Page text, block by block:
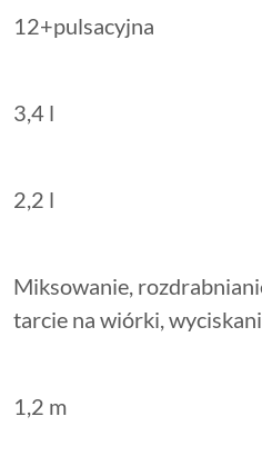
12+pulsacyjna
3,4 l
2,2 l
Miksowanie,
tarcie na wiórki,
1,2 m